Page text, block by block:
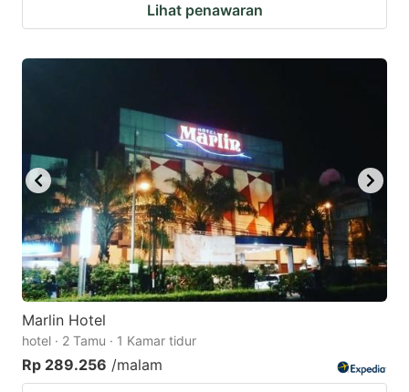
Lihat penawaran
Marlin Hotel
hotel · 2 Tamu · 1 Kamar tidur
Rp 289.256 /malam